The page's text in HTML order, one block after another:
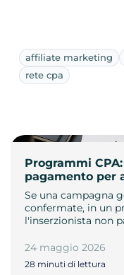
affiliate marketing
rete cpa
Programmi
pagamento per
Se una campagna
confermate, in un
l'inserzionista non
24 maggio 2026
28 minuti di lettura